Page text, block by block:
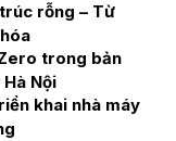
rỗng – Từ
trong bản
Nội
khai nhà máy